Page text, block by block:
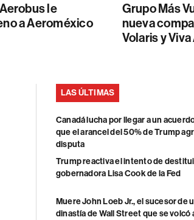
le
a Aeroméxico
Grupo Más
nueva
Volaris y
LAS ÚLTIMAS
Canadá lucha por llegar a un
que el arancel del 50% de Trump
disputa
Trump reactiva el intento de
gobernadora Lisa Cook de la Fed
Muere John Loeb Jr., el sucesor de
dinastía de Wall Street que se volcó